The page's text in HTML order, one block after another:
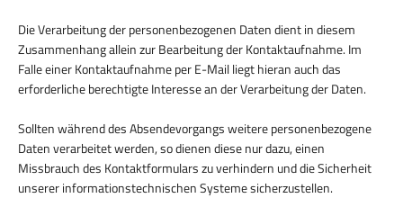
Die Verarbeitung der personenbezogenen Daten dient in diesem
Zusammenhang allein zur Bearbeitung der Kontaktaufnahme. Im
Falle einer Kontaktaufnahme per E-Mail liegt hieran auch das
erforderliche berechtigte Interesse an der Verarbeitung der Daten.
Sollten während des Absendevorgangs weitere personenbezogene
Daten verarbeitet werden, so dienen diese nur dazu, einen
Missbrauch des Kontaktformulars zu verhindern und die Sicherheit
unserer informationstechnischen Systeme sicherzustellen.